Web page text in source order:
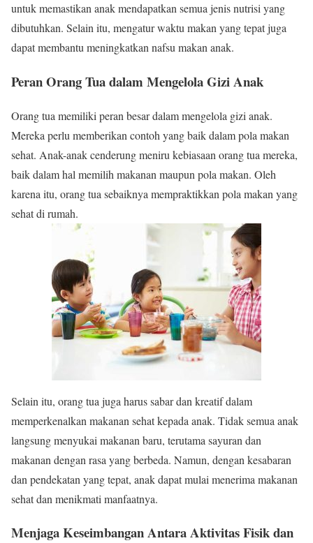
untuk memastikan anak mendapatkan semua jenis nutrisi yang
dibutuhkan. Selain itu, mengatur waktu makan yang tepat juga
dapat membantu meningkatkan nafsu makan anak.
Peran Orang Tua dalam Mengelola Gizi Anak
Orang tua memiliki peran besar dalam mengelola gizi anak.
Mereka perlu memberikan contoh yang baik dalam pola makan
sehat. Anak-anak cenderung meniru kebiasaan orang tua mereka,
baik dalam hal memilih makanan maupun pola makan. Oleh
karena itu, orang tua sebaiknya mempraktikkan pola makan yang
sehat di rumah.
Selain itu, orang tua juga harus sabar dan kreatif dalam
memperkenalkan makanan sehat kepada anak. Tidak semua anak
langsung menyukai makanan baru, terutama sayuran dan
makanan dengan rasa yang berbeda. Namun, dengan kesabaran
dan pendekatan yang tepat, anak dapat mulai menerima makanan
sehat dan menikmati manfaatnya.
Menjaga Keseimbangan Antara Aktivitas Fisik dan